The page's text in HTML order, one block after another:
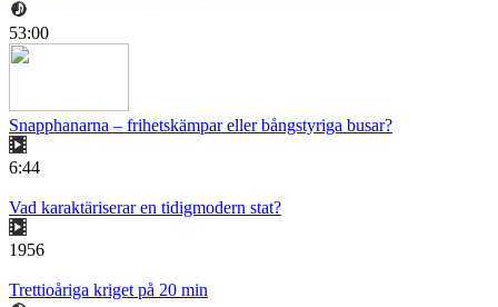
53:00
Snapphanarna – frihetskämpar eller bångstyriga busar?
6:44
Vad karaktäriserar en tidigmodern stat?
1956
Trettioåriga kriget på 20 min